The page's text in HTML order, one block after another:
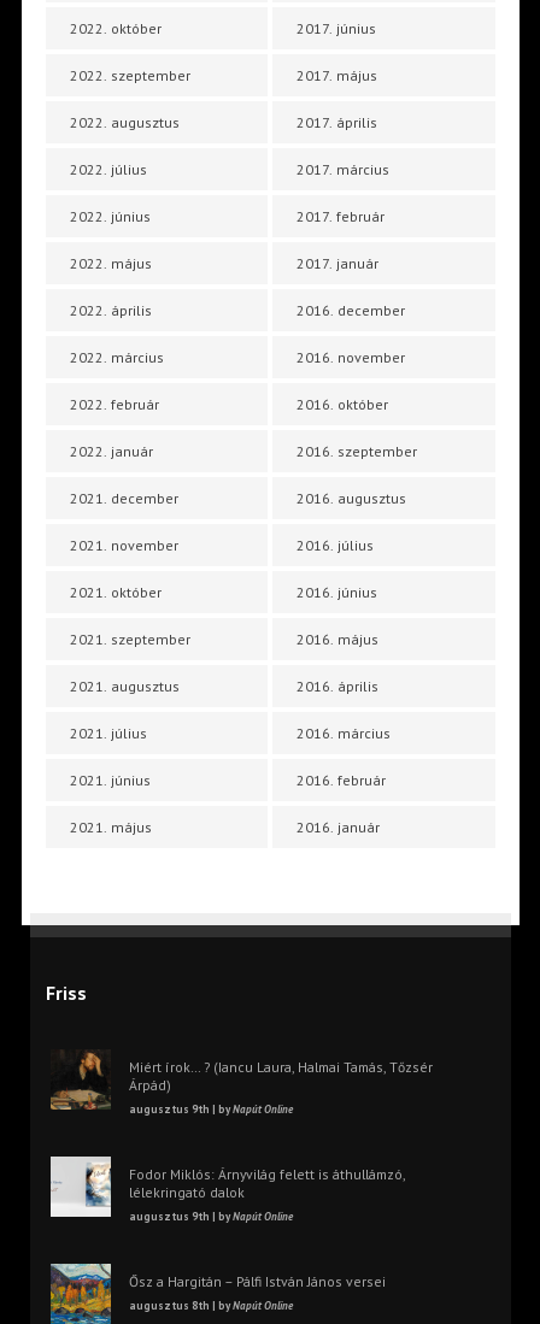
2022. október
2022. szeptember
2022. augusztus
2022. július
2022. június
2022. május
2022. április
2022. március
2022. február
2022. január
2021. december
2021. november
2021. október
2021. szeptember
2021. augusztus
2021. július
2021. június
2021. május
2017. június
2017. május
2017. április
2017. március
2017. február
2017. január
2016. december
2016. november
2016. október
2016. szeptember
2016. augusztus
2016. július
2016. június
2016. május
2016. április
2016. március
2016. február
2016. január
Friss
Miért írok… ? (Iancu Laura, Halmai Tamás, Tőzsér
Árpád)
augusztus 9th | byNapút Online
Fodor Miklós: Árnyvilág felett is áthullámzó,
lélekringató dalok
augusztus 9th | byNapút Online
Ősz a Hargitán – Pálfi István János versei
augusztus 8th | byNapút Online